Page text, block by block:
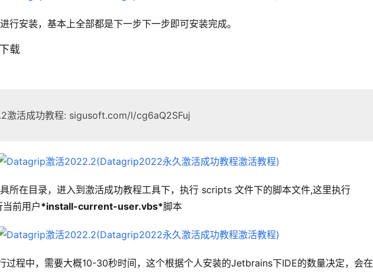
行安装，基本上全部都是下一步下一步即可安装完成。
载
激活成功教程: sigusoft.com/l/cg6aQ2SFuj
所在目录，进入到激活成功教程工具下，执行 scripts 文件下的脚本文件,这里执行
前用户*install-current-user.vbs*脚本
过程中，需要大概10-30秒时间，这个根据个人安装的Jetbrains下IDE的数量决定，会在